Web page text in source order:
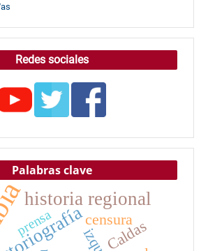
Redes sociales
Palabras clave
historia regional
censura
Caldas
prensa